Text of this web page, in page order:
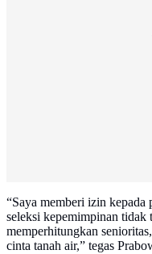
“Saya memberi izin
seleksi kepemimpinan
memperhitungkan
cinta tanah air,” tegas